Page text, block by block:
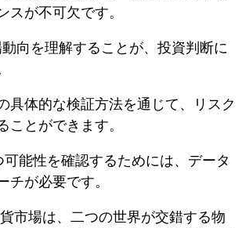
スが不可欠です。
向を理解することが、投資判断に
具体的な検証方法を通じて、リスク
ことができます。
可能性を確認するためには、データ
チが必要です。
市場は、二つの世界が交錯する物